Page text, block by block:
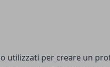
utilizzati per creare un